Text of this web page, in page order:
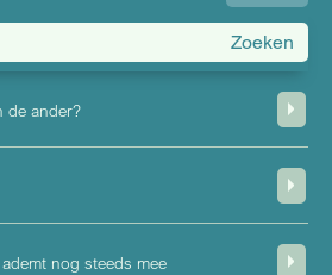
account
menu
de ander?
nog steeds mee